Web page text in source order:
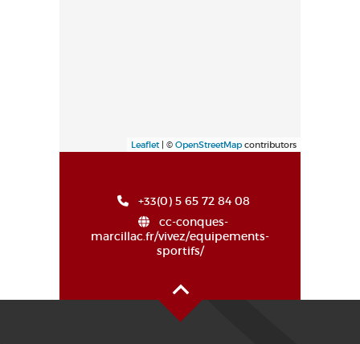
Leaflet| © OpenStreetMap contributors
+33(0) 5 65 72 84 08
cc-conques-
marcillac.fr/vivez/equipements-
sportifs/